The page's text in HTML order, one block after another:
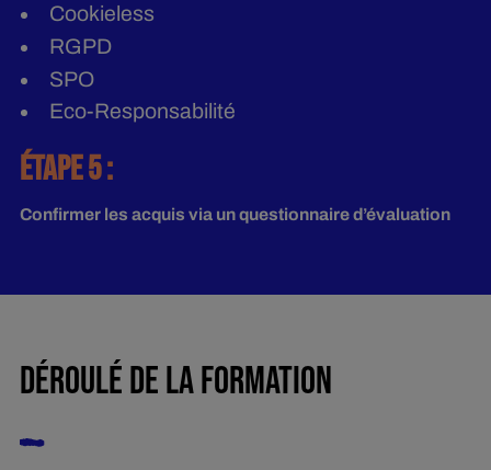
Cookieless
RGPD
SPO
Eco-Responsabilité
ÉTAPE 5 :
Confirmer les acquis via un questionnaire d’évaluation
DÉROULÉ DE LA FORMATION